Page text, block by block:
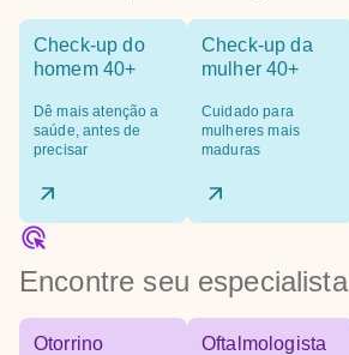
Check-up do
homem 40+
Dê mais atenção a
saúde, antes de
precisar
Check-up da
mulher 40+
Cuidado para
mulheres mais
maduras
Encontre seu especialista
Otorrino Oftalmologista